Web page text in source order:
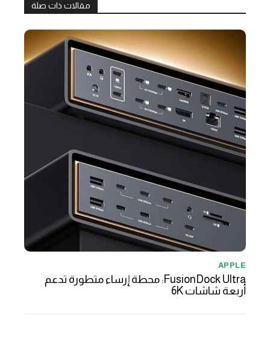
مقالات ذات صلة
APPLE
FusionDock Ultra: محطة إرساء متطورة تدعم
أربعة شاشات 6K